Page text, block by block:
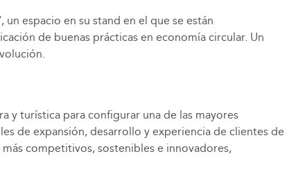
espacio en su stand en el que se están
de buenas prácticas en economía circular. Un
y turística para configurar una de las mayores
de expansión, desarrollo y experiencia de clientes de
competitivos, sostenibles e innovadores,